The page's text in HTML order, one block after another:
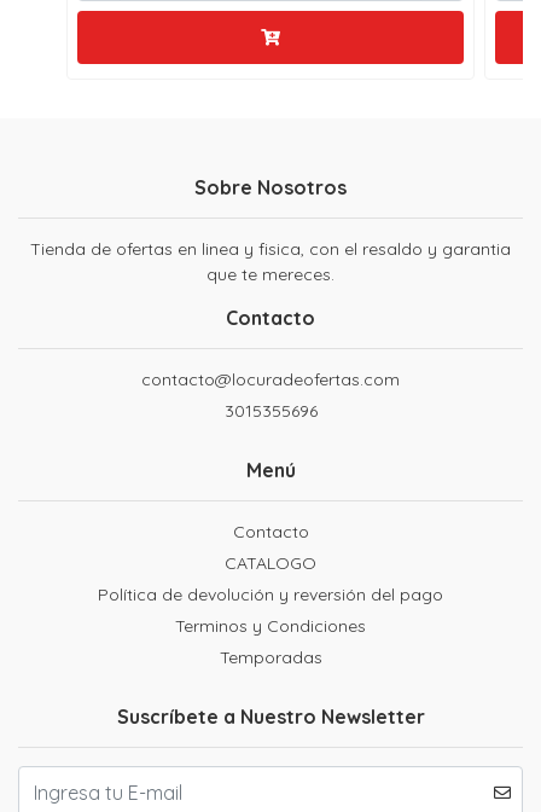
Sobre Nosotros
Tienda de ofertas en linea y fisica, con el resaldo y garantia
que te mereces.
Contacto
contacto@locuradeofertas.com
3015355696
Menú
Contacto
CATALOGO
Política de devolución y reversión del pago
Terminos y Condiciones
Temporadas
Suscríbete a Nuestro Newsletter